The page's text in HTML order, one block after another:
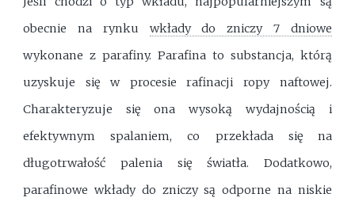
obecnie na rynku wkłady do zniczy 7 dniowe
wykonane z parafiny. Parafina to substancja, którą
uzyskuje się w procesie rafinacji ropy naftowej.
Charakteryzuje się ona wysoką wydajnością i
efektywnym spalaniem, co przekłada się na
długotrwałość palenia się światła. Dodatkowo,
parafinowe wkłady do zniczy są odporne na niskie